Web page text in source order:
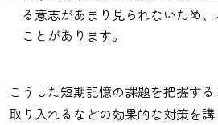
る意志があまり見られないため
ことがあります。
こうした短期記憶の課題を把握す
取り入れるなどの効果的な対策を講